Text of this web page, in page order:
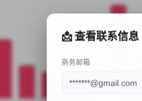
📩 查看联系信息
商务邮箱